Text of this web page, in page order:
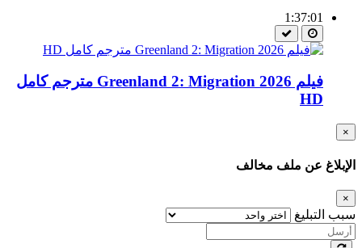
1:37:01
فيلم Greenland 2: Migration 2026 مترجم كامل
HD
×
الإبلاغ عن ملف مخالف
×
سبب التبليغ